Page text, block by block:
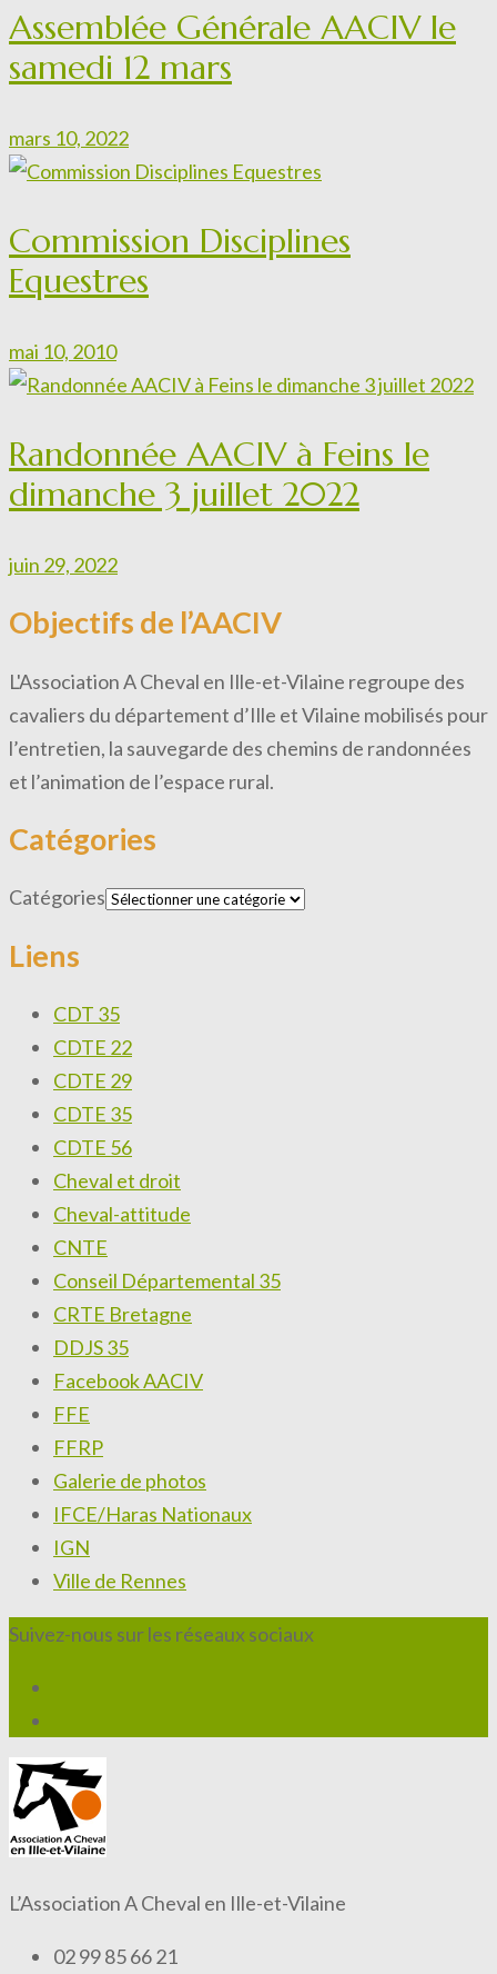
Assemblée Générale AACIV le
samedi 12 mars
mars 10, 2022
Commission Disciplines
Equestres
mai 10, 2010
Randonnée AACIV à Feins le
dimanche 3 juillet 2022
juin 29, 2022
Objectifs de l’AACIV
L'Association A Cheval en Ille-et-Vilaine regroupe des
cavaliers du département d’Ille et Vilaine mobilisés pour
l’entretien, la sauvegarde des chemins de randonnées
et l’animation de l’espace rural.
Catégories
Catégories
Liens
CDT 35
CDTE 22
CDTE 29
CDTE 35
CDTE 56
Cheval et droit
Cheval-attitude
CNTE
Conseil Départemental 35
CRTE Bretagne
DDJS 35
Facebook AACIV
FFE
FFRP
Galerie de photos
IFCE/Haras Nationaux
IGN
Ville de Rennes
Suivez-nous sur les réseaux sociaux
L’Association A Cheval en Ille-et-Vilaine
02 99 85 66 21